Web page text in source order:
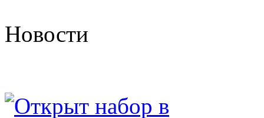
Новости